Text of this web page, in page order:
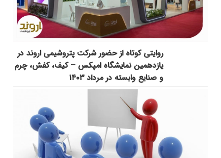
روایتی کوتاه از حضور شرکت پتروشیمی اروند در
یازدهمین نمایشگاه امپکس‌ – کیف، کفش، چرم
و صنایع وابسته در مرداد ۱۴۰۳